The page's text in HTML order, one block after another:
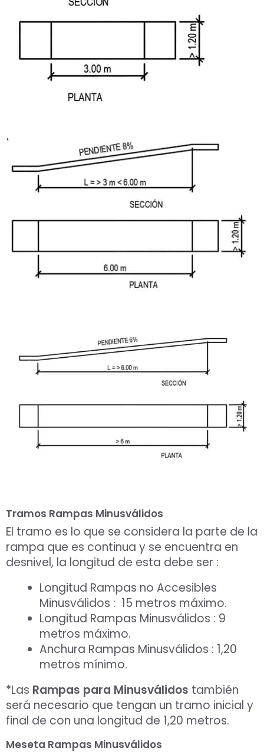
Tramos Rampas Minusválidos
El tramo es lo que se considera la parte de la
rampa que es continua y se encuentra en
desnivel, la longitud de esta debe ser :
Longitud Rampas no Accesibles
Minusválidos : 15 metros máximo.
Longitud Rampas Minusválidos : 9
metros máximo.
Anchura Rampas Minusválidos : 1,20
metros mínimo.
*Las Rampas para Minusválidos también
será necesario que tengan un tramo inicial y
final de con una longitud de 1,20 metros.
Meseta Rampas Minusválidos
Solicitar Asesoramiento